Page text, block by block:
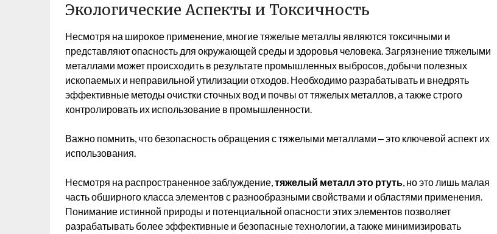
Экологические Аспекты и Токсичность
Несмотря на широкое применение, многие тяжелые металлы являются токсичными и
представляют опасность для окружающей среды и здоровья человека. Загрязнение тяжелыми
металлами может происходить в результате промышленных выбросов, добычи полезных
ископаемых и неправильной утилизации отходов. Необходимо разрабатывать и внедрять
эффективные методы очистки сточных вод и почвы от тяжелых металлов, а также строго
контролировать их использование в промышленности.
Важно помнить, что безопасность обращения с тяжелыми металлами ‒ это ключевой аспект их
использования.
Несмотря на распространенное заблуждение,тяжелый металл это ртуть, но это лишь малая
часть обширного класса элементов с разнообразными свойствами и областями применения.
Понимание истинной природы и потенциальной опасности этих элементов позволяет
разрабатывать более эффективные и безопасные технологии, а также минимизировать